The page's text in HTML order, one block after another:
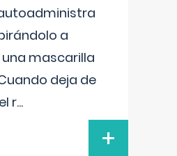
a
mascarilla
deja de
r...
+